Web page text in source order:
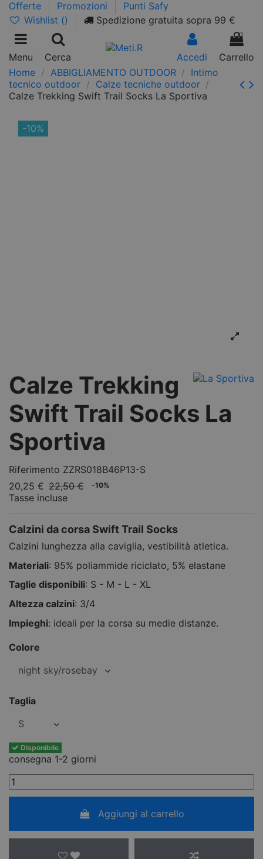
Offerte Promozioni
Punti Safy
Wishlist () Spedizione gratuita sopra 99 €
Menu Cerca Accedi
0
Carrello
Home
ABBIGLIAMENTO OUTDOOR
Intimo
tecnico outdoor
Calze tecniche outdoor
Calze Trekking Swift Trail Socks La Sportiva
-10%
Calze Trekking
Swift Trail Socks La
Sportiva
Riferimento ZZRS018B46P13-S
20,25 € 22,50 € -10%
Tasse incluse
Calzini da corsa Swift Trail Socks
Calzini lunghezza alla caviglia, vestibilità atletica.
Materiali: 95% poliammide riciclato, 5% elastane
Taglie disponibili: S - M - L - XL
Altezza calzini: 3/4
Impieghi: ideali per la corsa su medie distanze.
Colore
Taglia
Disponibile
consegna 1-2 giorni
Aggiungi al carrello